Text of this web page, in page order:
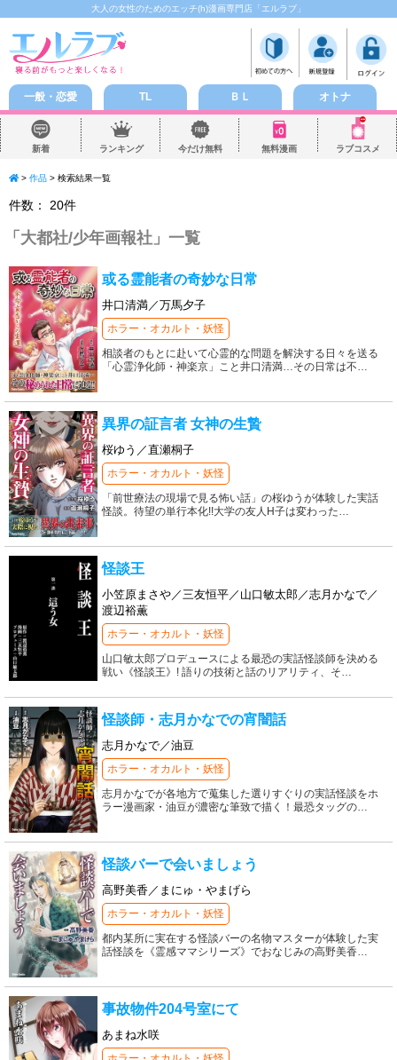
大人の女性のためのエッチ(h)漫画専門店「エルラブ」
一般・恋愛 TL ＢＬ オトナ
新着 ランキング 今だけ無料 無料漫画 ラブコスメ
> 作品 > 検索結果一覧
件数： 20件
「 大都社/少年画報社 」一覧
或る霊能者の奇妙な日常
井口清満／万馬夕子
ホラー・オカルト・妖怪
相談者のもとに赴いて心霊的な問題を解決する日々を送る
「心霊浄化師・神楽京」こと井口清満…その日常は不…
異界の証言者 女神の生贄
桜ゆう／直瀬桐子
ホラー・オカルト・妖怪
「前世療法の現場で見る怖い話」の桜ゆうが体験した実話
怪談。待望の単行本化!!大学の友人H子は変わった…
怪談王
小笠原まさや／三友恒平／山口敏太郎／志月かなで／
渡辺裕薫
ホラー・オカルト・妖怪
山口敏太郎プロデュースによる最恐の実話怪談師を決める
戦い《怪談王》! 語りの技術と話のリアリティ、そ…
怪談師・志月かなでの宵闇話
志月かなで／油豆
ホラー・オカルト・妖怪
志月かなでが各地方で蒐集した選りすぐりの実話怪談をホ
ラー漫画家・油豆が濃密な筆致で描く！最恐タッグの…
怪談バーで会いましょう
高野美香／まにゅ・やまげら
ホラー・オカルト・妖怪
都内某所に実在する怪談バーの名物マスターが体験した実
話怪談を《霊感ママシリーズ》でおなじみの高野美香…
事故物件204号室にて
あまね水咲